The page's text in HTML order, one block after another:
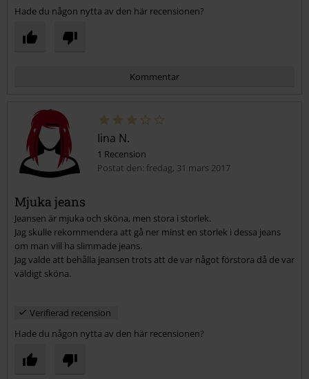
Hade du någon nytta av den här recensionen?
Kommentar
Skicka kommentar
Iina N.
1 Recension
Postat den: fredag, 31 mars 2017
Mjuka jeans
Jeansen är mjuka och sköna, men stora i storlek.
Jag skulle rekommendera att gå ner minst en storlek i dessa jeans
om man vill ha slimmade jeans.
Jag valde att behålla jeansen trots att de var något förstora då de var
väldigt sköna.
Verifierad recension
Hade du någon nytta av den här recensionen?